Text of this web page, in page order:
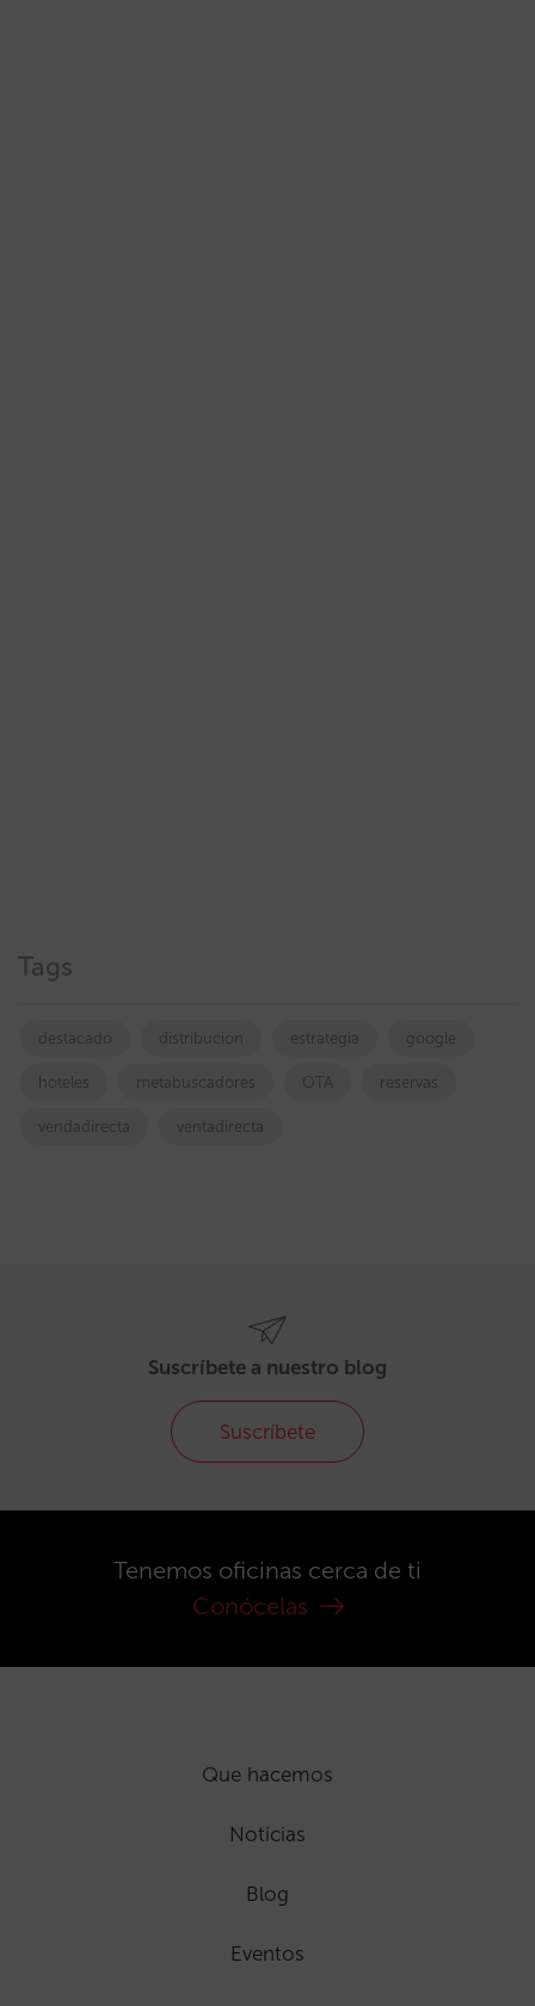
Tags
destacado distribucion estrategia google
hoteles metabuscadores OTA reservas
vendadirecta ventadirecta
Suscríbete a nuestro blog
Suscríbete
Tenemos oficinas cerca de ti
Conócelas
Que hacemos
Noticias
Blog
Eventos